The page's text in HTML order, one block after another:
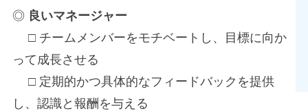
◎ 良いマネージャー
□ チームメンバーをモチベートし、目標に向か
って成長させる
□ 定期的かつ具体的なフィードバックを提供
し、認識と報酬を与える